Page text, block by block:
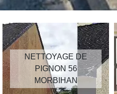
NETTOYAGE DE
PIGNON 56
MORBIHAN